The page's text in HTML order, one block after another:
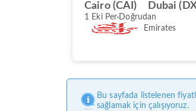
Cairo (CAI) Dubai
1 Eki Per Doğrudan
Emirates
Bu sayfada listelenen
sağlamak için çalışıyoruz.